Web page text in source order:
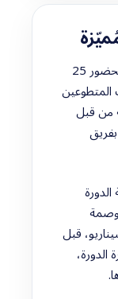
جرى تنفيذ المبادرة على مدار ساعتْين، بحضور 25
من قبل
قبل